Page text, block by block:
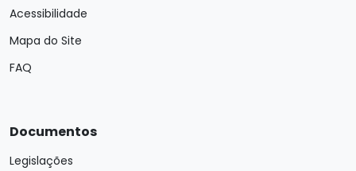
Acessibilidade
Mapa do Site
FAQ
Documentos
Legislações